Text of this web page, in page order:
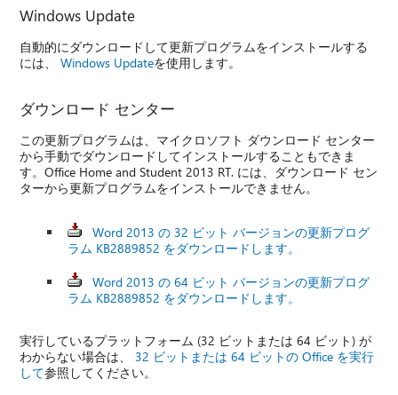
Windows Update
自動的にダウンロードして更新プログラムをインストールする
には、Windows Updateを使用します。
ダウンロード センター
この更新プログラムは、マイクロソフト ダウンロード センター
から手動でダウンロードしてインストールすることもできま
す。Office Home and Student 2013 RT. には、ダウンロード セン
ターから更新プログラムをインストールできません。
Word 2013 の 32 ビット バージョンの更新プログ
ラム KB2889852 をダウンロードします。
Word 2013 の 64 ビット バージョンの更新プログ
ラム KB2889852 をダウンロードします。
実行しているプラットフォーム (32 ビットまたは 64 ビット) が
わからない場合は、32 ビットまたは 64 ビットの Office を実行
して参照してください。